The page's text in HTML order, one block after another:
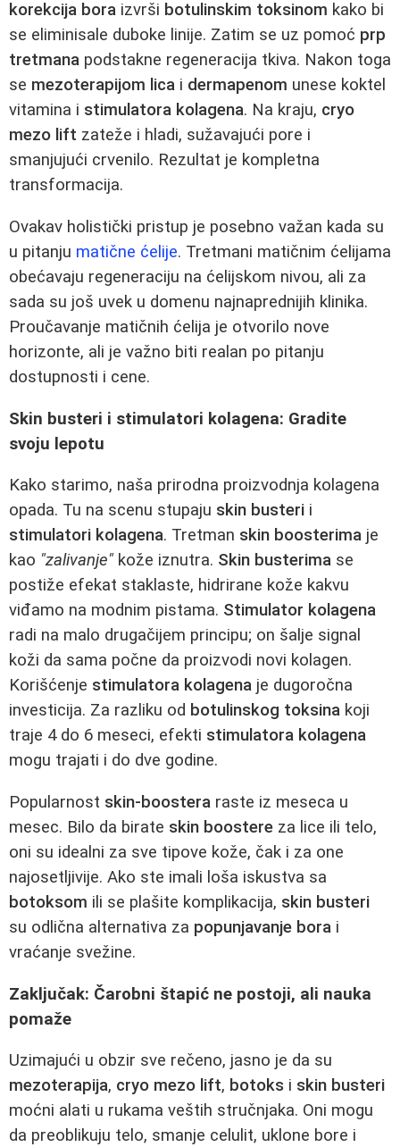
korekcija bora izvrši botulinskim toksinom kako bi
se eliminisale duboke linije. Zatim se uz pomoć prp
tretmana podstakne regeneracija tkiva. Nakon toga
se mezoterapijom lica i dermapenom unese koktel
vitamina i stimulatora kolagena. Na kraju, cryo
mezo lift zateže i hladi, sužavajući pore i
smanjujući crvenilo. Rezultat je kompletna
transformacija.
Ovakav holistički pristup je posebno važan kada su
u pitanju matične ćelije. Tretmani matičnim ćelijama
obećavaju regeneraciju na ćelijskom nivou, ali za
sada su još uvek u domenu najnaprednijih klinika.
Proučavanje matičnih ćelija je otvorilo nove
horizonte, ali je važno biti realan po pitanju
dostupnosti i cene.
Skin busteri i stimulatori kolagena: Gradite
svoju lepotu
Kako starimo, naša prirodna proizvodnja kolagena
opada. Tu na scenu stupaju skin busteri i
stimulatori kolagena. Tretman skin boosterima je
kao "zalivanje" kože iznutra. Skin busterima se
postiže efekat staklaste, hidrirane kože kakvu
viđamo na modnim pistama. Stimulator kolagena
radi na malo drugačijem principu; on šalje signal
koži da sama počne da proizvodi novi kolagen.
Korišćenje stimulatora kolagena je dugoročna
investicija. Za razliku od botulinskog toksina koji
traje 4 do 6 meseci, efekti stimulatora kolagena
mogu trajati i do dve godine.
Popularnost skin-boostera raste iz meseca u
mesec. Bilo da birate skin boostere za lice ili telo,
oni su idealni za sve tipove kože, čak i za one
najosetljivije. Ako ste imali loša iskustva sa
botoksom ili se plašite komplikacija, skin busteri
su odlična alternativa za popunjavanje bora i
vraćanje svežine.
Zaključak: Čarobni štapić ne postoji, ali nauka
pomaže
Uzimajući u obzir sve rečeno, jasno je da su
mezoterapija, cryo mezo lift, botoks i skin busteri
moćni alati u rukama veštih stručnjaka. Oni mogu
da preoblikuju telo, smanje celulit, uklone bore i